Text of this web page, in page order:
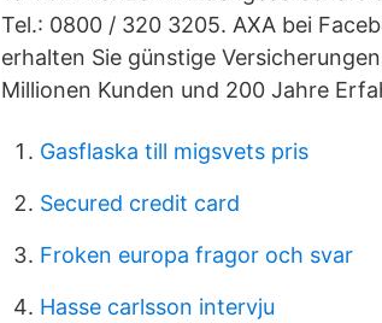
Tel.: 0800 / 320 3205. AXA bei
erhalten Sie günstige
Millionen Kunden und 200 Jahre
Gasflaska till migsvets pris
Secured credit card
Froken europa fragor och svar
Hasse carlsson intervju